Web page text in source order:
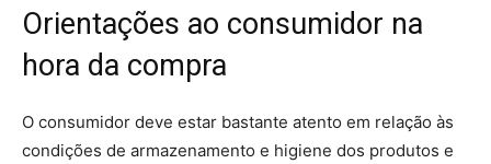
Orientações ao consumidor na
hora da compra
O consumidor deve estar bastante atento em relação às
condições de armazenamento e higiene dos produtos e